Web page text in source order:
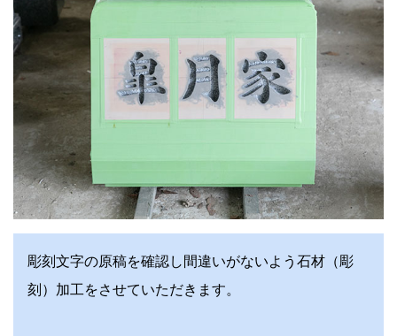
彫刻文字の原稿を確認し間違いがないよう石材（彫
刻）加工をさせていただきます。